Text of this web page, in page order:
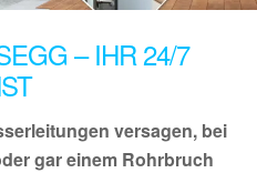
– IHR 24/7
versagen, bei
gar einem Rohrbruch